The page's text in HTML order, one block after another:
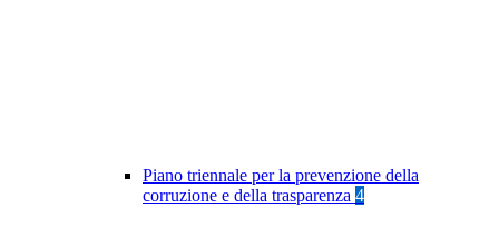
Piano triennale per la prevenzione della
corruzione e della trasparenza 4